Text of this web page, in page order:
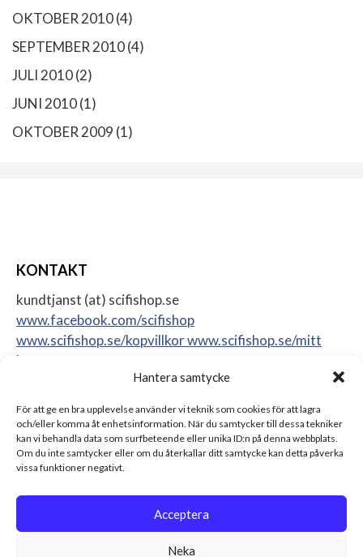
Hantera samtycke
För att ge en bra upplevelse använder vi teknik som cookies för att lagra
och/eller komma åt enhetsinformation. När du samtycker till dessa tekniker
kan vi behandla data som surfbeteende eller unika ID:n på denna webbplats.
Om du inte samtycker eller om du återkallar ditt samtycke kan detta påverka
vissa funktioner negativt.
Acceptera
Neka
OKTOBER 2010(4)
SEPTEMBER 2010(4)
JULI 2010(2)
JUNI 2010(1)
OKTOBER 2009 (1)
KONTAKT
kundtjanst (at) scifishop.se
www.facebook.com/scifishop
www.scifishop.se/kopvillkorwww.scifishop.se/mitt
konto
Sweden